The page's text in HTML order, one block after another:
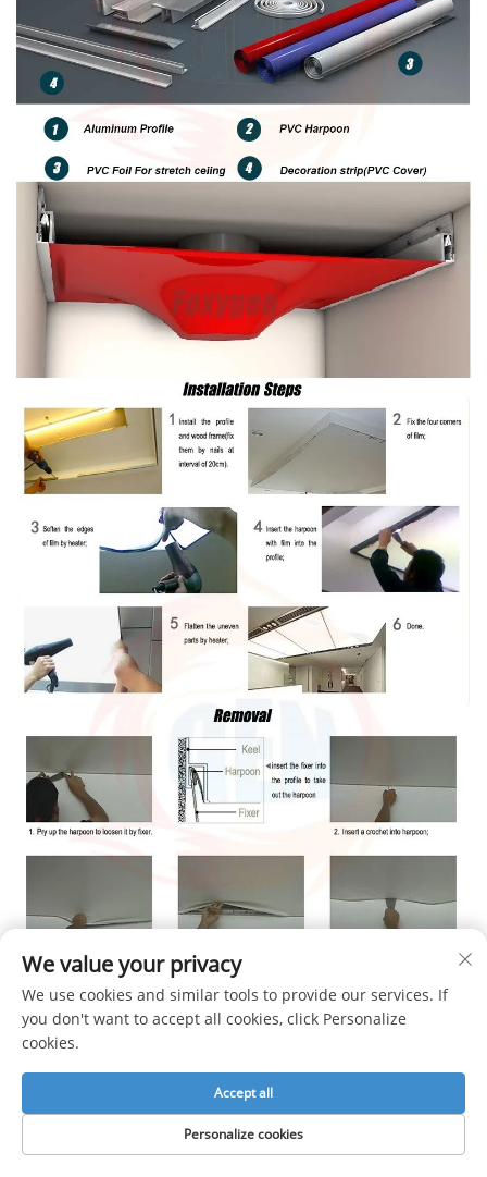
Instructions d'installation
Un plafond tendu est un système de plafond
suspendu composé de deux éléments de base –
une cornière en aluminium ou en PVC et une
We value your privacy
We use cookies and similar tools to provide our services. If
you don't want to accept all cookies, click Personalize
cookies.
Personalize cookies
Accept all